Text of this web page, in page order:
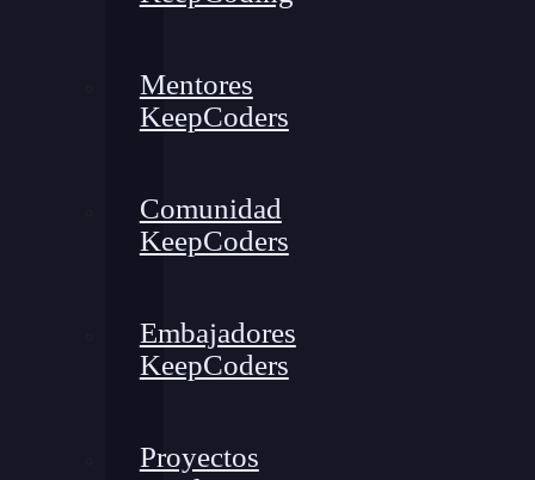
Mentores
KeepCoders
Comunidad
KeepCoders
Embajadores
KeepCoders
Proyectos